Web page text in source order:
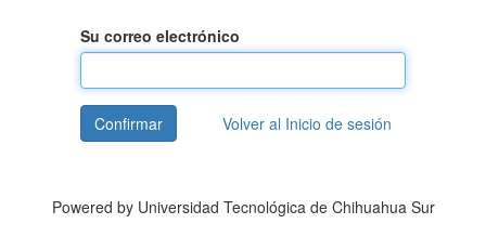
Su correo electrónico
Volver al Inicio de sesión
Confirmar
Powered by Universidad Tecnológica de Chihuahua Sur